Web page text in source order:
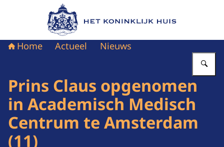
Naar de homepage van Het Koninklijk Huis
Home Actueel Nieuws
Prins Claus opgenomen
in Academisch Medisch
Centrum te Amsterdam
(11)